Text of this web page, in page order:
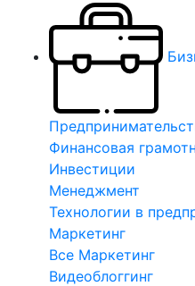
Финансовая
Инвестиции
Менеджмент
Технологии в
Маркетинг
Все Маркетинг
Видеоблоггинг